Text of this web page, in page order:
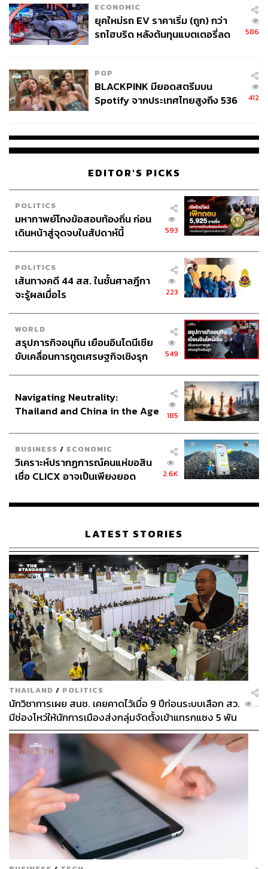
ECONOMIC
ยุคใหม่รถ EV ราคาเริ่ม (ถูก) กว่า
รถไฮบริด หลังต้นทุนแบตเตอรี่ลด
586
POP
BLACKPINK มียอดสตรีมบน
Spotify จากประเทศไทยสูงถึง 536
412
EDITOR'S PICKS
POLITICS
มหากาพย์โกงข้อสอบท้องถิ่น ก่อน
เดินหน้าสู่จุดจบในสัปดาห์นี้
593
POLITICS
เส้นทางคดี 44 สส. ในชั้นศาลฎีกา
จะรู้ผลเมื่อไร
223
WORLD
สรุปภารกิจอนุทิน เยือนอินโดนีเซีย
ขับเคลื่อนการทูตเศรษฐกิจเชิงรุก
549
Navigating Neutrality:
Thailand and China in the Age
185
BUSINESS / ECONOMIC
วิเคราะห์ปรากฏการณ์คนแห่ขอสิน
เชื่อ CLICX อาจเป็นเพียงยอด
เรือนไทยที่ถูกซุกไว้
2.6K
LATEST STORIES
THAILAND / POLITICS
นักวิชาการเผย สนช. เคยคาดไว้เมื่อ 9 ปีก่อนระบบเลือก สว.
มีช่องโหว่ให้นักการเมืองส่งกลุ่มจัดตั้งเข้าแทรกแซง 5 พัน
ล้านยึดประเทศได้
...